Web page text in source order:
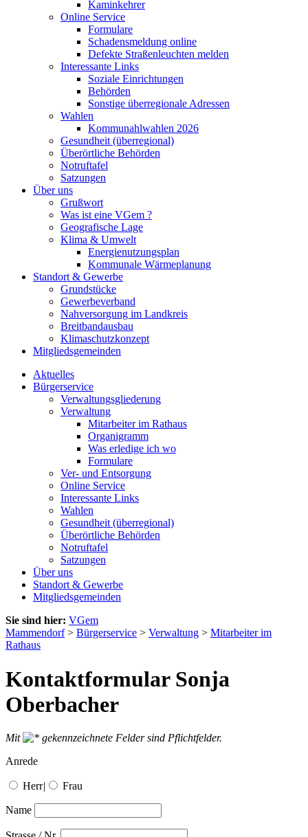
Kaminkehrer
Online Service
Formulare
Schadensmeldung online
Defekte Straßenleuchten melden
Interessante Links
Soziale Einrichtungen
Behörden
Sonstige überregionale Adressen
Wahlen
Kommunahlwahlen 2026
Gesundheit (überregional)
Überörtliche Behörden
Notruftafel
Satzungen
Über uns
Grußwort
Was ist eine VGem ?
Geografische Lage
Klima & Umwelt
Energienutzungsplan
Kommunale Wärmeplanung
Standort & Gewerbe
Grundstücke
Gewerbeverband
Nahversorgung im Landkreis
Breitbandausbau
Klimaschutzkonzept
Mitgliedsgemeinden
Aktuelles
Bürgerservice
Verwaltungsgliederung
Verwaltung
Mitarbeiter im Rathaus
Organigramm
Was erledige ich wo
Formulare
Ver- und Entsorgung
Online Service
Interessante Links
Wahlen
Gesundheit (überregional)
Überörtliche Behörden
Notruftafel
Satzungen
Über uns
Standort & Gewerbe
Mitgliedsgemeinden
Sie sind hier: VGem
Mammendorf> Bürgerservice > Verwaltung > Mitarbeiter im
Rathaus
Kontaktformular Sonja
Oberbacher
Mit
gekennzeichnete Felder sind Pflichtfelder.
Anrede
Herr| Frau
Name